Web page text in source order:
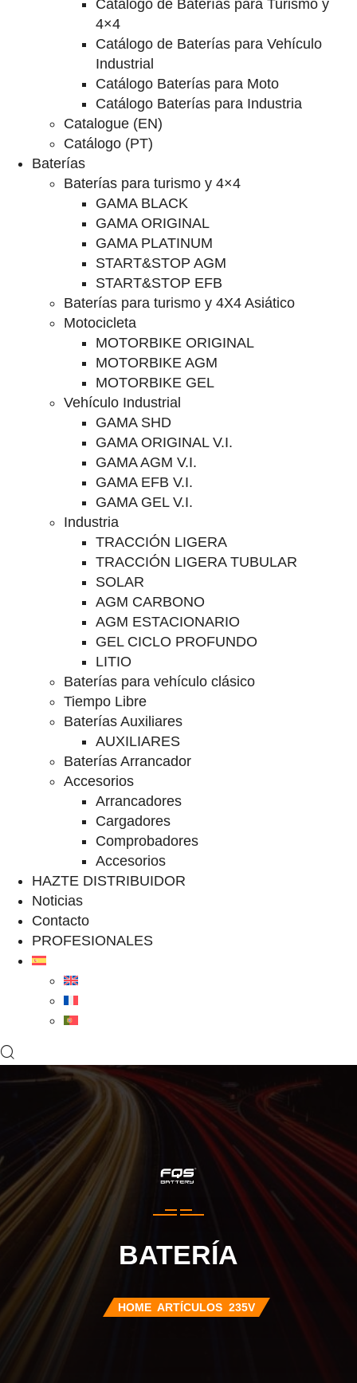
Catalogo de Baterías para Turismo y
4×4
Catálogo de Baterías para Vehículo
Industrial
Catálogo Baterías para Moto
Catálogo Baterías para Industria
Catalogue (EN)
Catálogo (PT)
Baterías
Baterías para turismo y 4×4
GAMA BLACK
GAMA ORIGINAL
GAMA PLATINUM
START&STOP AGM
START&STOP EFB
Baterías para turismo y 4X4 Asiático
Motocicleta
MOTORBIKE ORIGINAL
MOTORBIKE AGM
MOTORBIKE GEL
Vehículo Industrial
GAMA SHD
GAMA ORIGINAL V.I.
GAMA AGM V.I.
GAMA EFB V.I.
GAMA GEL V.I.
Industria
TRACCIÓN LIGERA
TRACCIÓN LIGERA TUBULAR
SOLAR
AGM CARBONO
AGM ESTACIONARIO
GEL CICLO PROFUNDO
LITIO
Baterías para vehículo clásico
Tiempo Libre
Baterías Auxiliares
AUXILIARES
Baterías Arrancador
Accesorios
Arrancadores
Cargadores
Comprobadores
Accesorios
HAZTE DISTRIBUIDOR
Noticias
Contacto
PROFESIONALES
BATERÍA
HOME ARTÍCULOS 235V